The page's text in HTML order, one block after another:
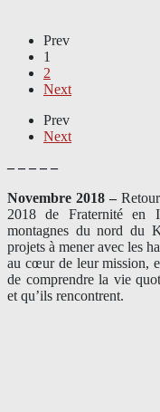
Prev
1
2
Next
Prev
Next
– – – – –
Novembre 2018 –
2018 de Fraternité en
montagnes du nord du
projets à mener avec les
au cœur de leur mission,
de comprendre la vie
et qu’ils rencontrent.